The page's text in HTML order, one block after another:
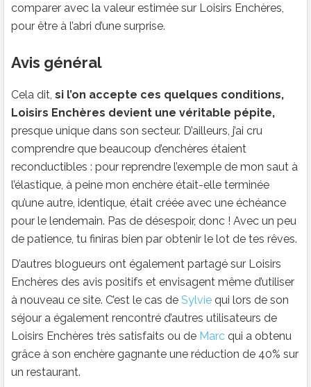
comparer avec la valeur estimée sur Loisirs Enchères,
pour être à l’abri d’une surprise.
Avis général
Cela dit, si l’on accepte ces quelques conditions,
Loisirs Enchères devient une véritable pépite,
presque unique dans son secteur. D’ailleurs, j’ai cru
comprendre que beaucoup d’enchères étaient
reconductibles : pour reprendre l’exemple de mon saut à
l’élastique, à peine mon enchère était-elle terminée
qu’une autre, identique, était créée avec une échéance
pour le lendemain. Pas de désespoir, donc ! Avec un peu
de patience, tu finiras bien par obtenir le lot de tes rêves.
D’autres blogueurs ont également partagé sur Loisirs
Enchères des avis positifs et envisagent même d’utiliser
à nouveau ce site. C’est le cas de Sylvie qui lors de son
séjour a également rencontré d’autres utilisateurs de
Loisirs Enchères très satisfaits ou de Marc qui a obtenu
grâce à son enchère gagnante une réduction de 40% sur
un restaurant.